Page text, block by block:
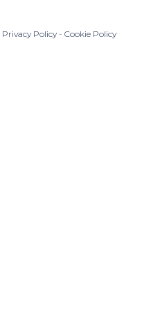
Privacy Policy - Cookie Policy